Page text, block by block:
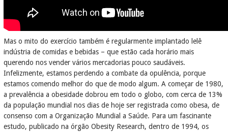
Mas o mito do exercício também é regularmente implantado lelê
indústria de comidas e bebidas – que estão cada horário mais
querendo nos vender vários mercadorias pouco saudáveis.
Infelizmente, estamos perdendo a combate da opulência, porque
estamos comendo melhor do que de modo algum. A começar de 1980,
a prevalência a obesidade dobrou em todo o globo, com cerca de 13%
da população mundial nos dias de hoje ser registrada como obesa, de
consenso com a Organização Mundial a Saúde. Para um fascinante
estudo, publicado na órgão Obesity Research, dentro de 1994, os